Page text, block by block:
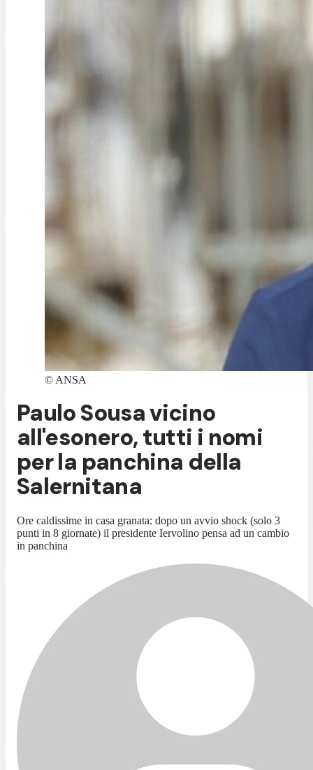
© ANSA
Paulo Sousa vicino
all'esonero, tutti i nomi
per la panchina della
Salernitana
Ore caldissime in casa granata: dopo un avvio shock (solo 3
punti in 8 giornate) il presidente Iervolino pensa ad un cambio
in panchina